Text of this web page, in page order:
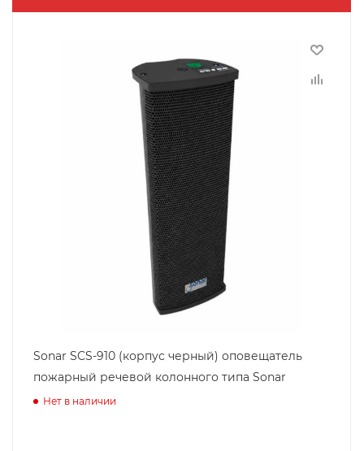
Sonar SCS-910 (корпус черный) оповещатель
пожарный речевой колонного типа Sonar
Нет в наличии